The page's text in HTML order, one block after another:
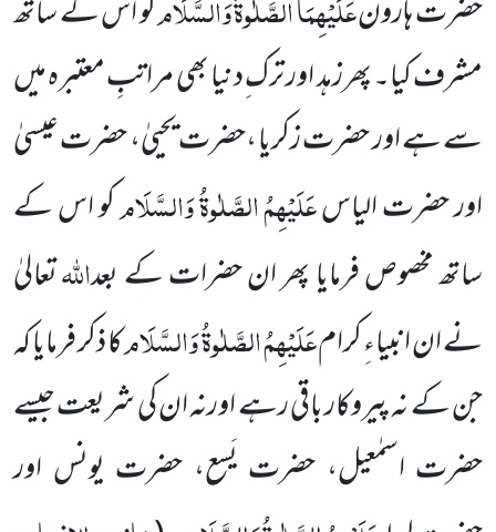
حضرت ہارون
کو اس کے ساتھ
مشرف کیا۔ پھرزہد اور ترک ِدنیا بھی مراتبِ معتبرہ میں
سے ہے اور حضرت زکریا ،حضرت یحییٰ، حضرت عیسیٰ
اور حضرت الیاسعَلَیْہِمُ الصَّلٰوۃُ وَالسَّلَامکو اس کے
ساتھ مخصوص فرمایا پھر ان حضرات کے بعداللہتعالیٰ
نے ان انبیاءِ کرامعَلَیْہِمُ الصَّلٰوۃُ وَالسَّلَامکا ذکر فرمایا کہ
جن کے نہ پیروکار باقی رہے اورنہ ان کی شریعت جیسے
حضرت اسمٰعیل، حضرت یَسع، حضرت یونس اور